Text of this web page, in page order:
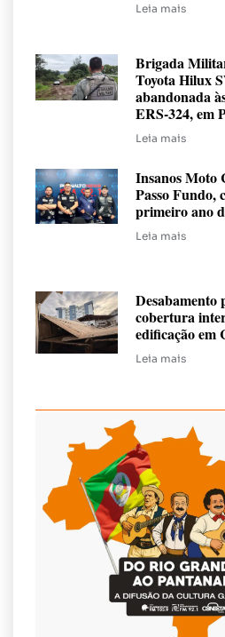
Leia mais
Brigada
Toyota Hilux
abandonada
ERS-324, em
Leia mais
Insanos Moto
Passo Fundo,
primeiro ano
Leia mais
Desabamento
cobertura
edificação em
Leia mais